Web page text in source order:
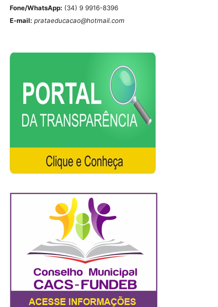
Fone/WhatsApp: (34) 9 9916-8396
E-mail: prataeducacao@hotmail.com